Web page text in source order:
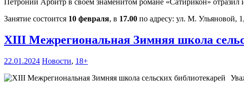
Петроний Арбитр в своем знаменитом романе «Сатирикон»
Занятие состоится 10 февраля, в 17.00 по адресу: ул. М. Ульяновой,
XIII Межрегиональная Зимняя школа
22.01.2024 Новости, 18+